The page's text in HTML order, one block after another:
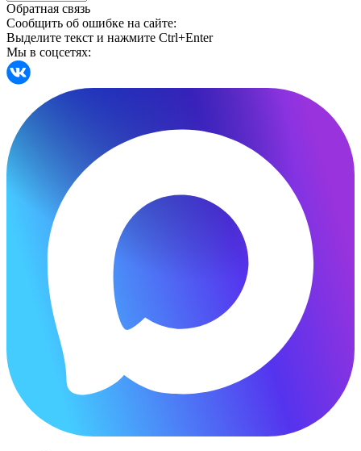
Обратная связь
Сообщить об ошибке на сайте:
Выделите текст и нажмите Ctrl+Enter
Мы в соцсетях: